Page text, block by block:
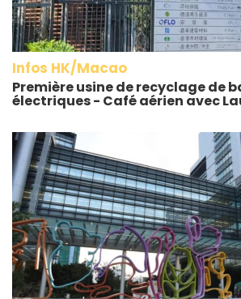
Infos HK/Macao
Première usine de recyclage de
électriques - Café aérien avec